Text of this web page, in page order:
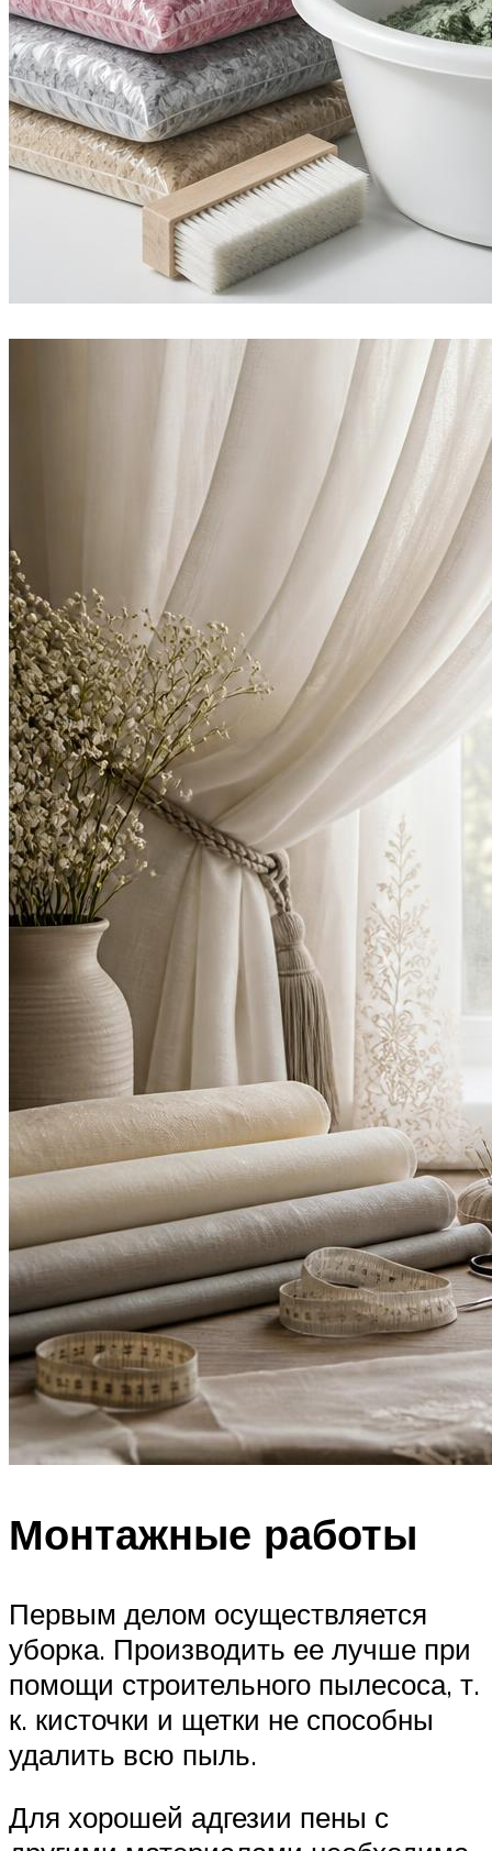
Монтажные работы
Первым делом осуществляется
уборка. Производить ее лучше при
помощи строительного пылесоса, т.
к. кисточки и щетки не способны
удалить всю пыль.
Для хорошей адгезии пены с